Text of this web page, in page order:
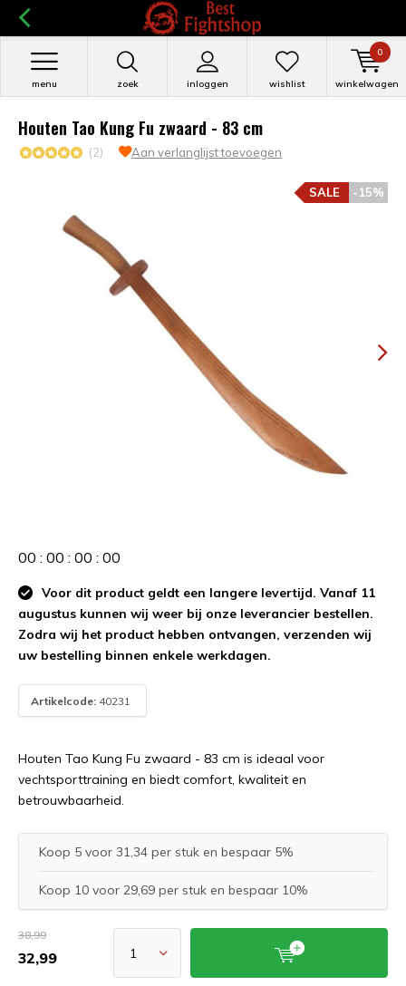
zoek inloggen
menu wishlist winkelwagen
0
Houten Tao Kung Fu zwaard - 83 cm
(2) Aan verlanglijst toevoegen
-15%
SALE
00 : 00 : 00 : 00
Voor dit product geldt een langere levertijd. Vanaf 11
augustus kunnen wij weer bij onze leverancier bestellen.
Zodra wij het product hebben ontvangen, verzenden wij
uw bestelling binnen enkele werkdagen.
Artikelcode: 40231
Houten Tao Kung Fu zwaard - 83 cm is ideaal voor
vechtsporttraining en biedt comfort, kwaliteit en
betrouwbaarheid.
Koop 5 voor 31,34 per stuk en bespaar 5%
Koop 10 voor 29,69 per stuk en bespaar 10%
38,99
32,99